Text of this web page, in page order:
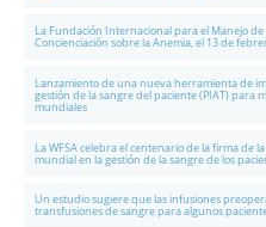
La Fundación Internacional para el Manejo
Concienciación sobre la Anemia, el 13 de
Lanzamiento de una nueva herramienta de
gestión de la sangre del paciente (PIAT) para
mundiales
La WFSA celebra el centenario de la firma de
mundial en la gestión de la sangre de los
Un estudio sugiere que las infusiones
transfusiones de sangre para algunos